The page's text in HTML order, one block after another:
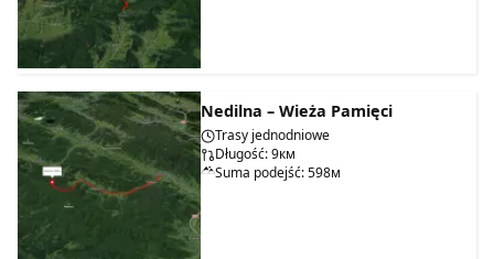
Nedilna – Wieża Pamięci
Trasy jednodniowe
Długość: 9км
Suma podejść: 598м